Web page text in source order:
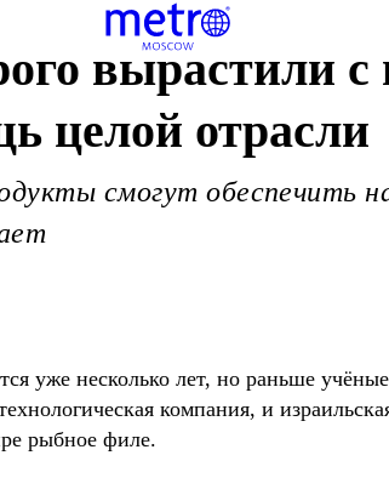
вырастили
целой отрасли
смогут обеспечить
уже несколько лет, но раньше
компания, и
рыбное филе.